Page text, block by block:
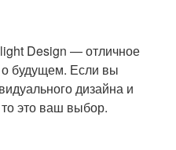
Design — отличное
о будущем. Если вы
дизайна и
это ваш выбор.